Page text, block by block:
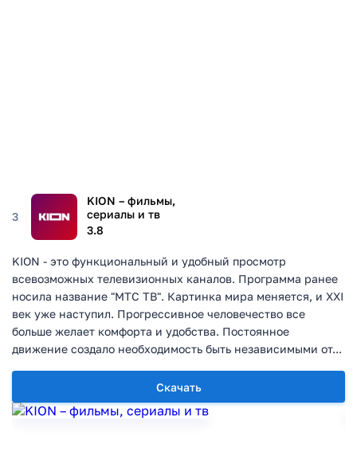
3
KION – фильмы,
сериалы и тв
3.8
Скачать
KION - это функциональный и удобный просмотр
всевозможных телевизионных каналов. Программа ранее
носила название "МТС ТВ". Картинка мира меняется, и ХХІ
век уже наступил. Прогрессивное человечество все
больше желает комфорта и удобства. Постоянное
движение создало необходимость быть независимыми от...